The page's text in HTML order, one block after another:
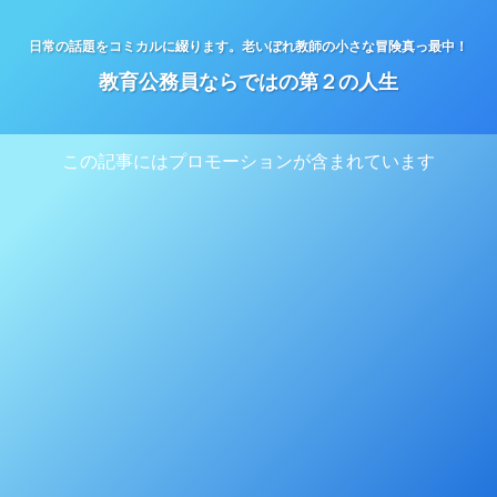
日常の話題をコミカルに綴ります。老いぼれ教師の小さな冒険真っ最中！
教育公務員ならではの第２の人生
この記事にはプロモーションが含まれています